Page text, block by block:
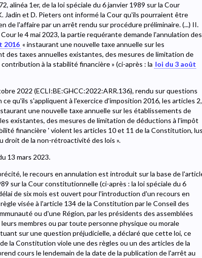
alinéa 1er, de la loi spéciale du 6 janvier 1989 sur la Cour
et D. Pieters ont informé la Cour qu'ils pourraient être
de l'affaire par un arrêt rendu sur procédure préliminaire. (...) II.
le 4 mai 2023, la partie requérante demande l'annulation des
2016 « instaurant une nouvelle taxe annuelle sur les
des taxes annuelles existantes, des mesures de limitation de
à la stabilité financière » (ci-après : la loi du 3 août
2022 (ECLI:BE:GHCC:2022:ARR.136), rendu sur questions
ce qu'ils s'appliquent à l'exercice d'imposition 2016, les articles 2,
une nouvelle taxe annuelle sur les établissements de
existantes, des mesures de limitation de déductions à l'impôt
financière ' violent les articles 10 et 11 de la Constitution, lus
droit de la non-rétroactivité des lois ».
13 mars 2023.
le recours en annulation est introduit sur la base de
sur la Cour constitutionnelle (ci-après : la loi spéciale du 6
de six mois est ouvert pour l'introduction d'un recours en
visée à l'article 134 de la Constitution par le Conseil des
ou d'une Région, par les présidents des assemblées
membres ou par toute personne physique ou morale
sur une question préjudicielle, a déclaré que cette loi, ce
la Constitution viole une des règles ou un des articles de la
cours le lendemain de la date de la publication de l'arrêt au